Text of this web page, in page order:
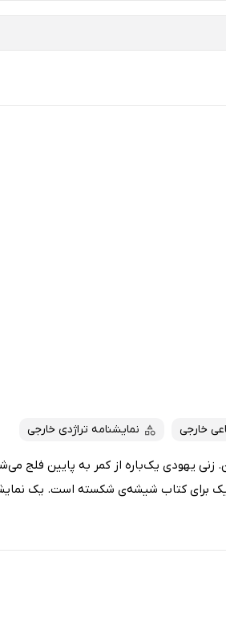
خارجی نمایشنامه تراژدی خارجی
زنی یهودی یک‌باره از کمر به پایین
برای کتاب شیشه‌ی شکسته است. یک